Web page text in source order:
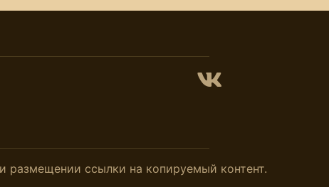
размещении ссылки на копируемый контент.